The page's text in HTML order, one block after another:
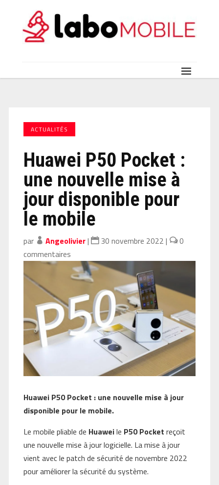
ACTUALITÉS
Huawei P50 Pocket :
une nouvelle mise à
jour disponible pour
le mobile
par Angeolivier| 30 novembre 2022 |
0
commentaires
Huawei P50 Pocket : une nouvelle mise à jour
disponible pour le mobile.
Le mobile pliable de Huaweile P50 Pocket reçoit
une nouvelle mise à jour logicielle. La mise à jour
vient avec le patch de sécurité de novembre 2022
pour améliorer la sécurité du système.